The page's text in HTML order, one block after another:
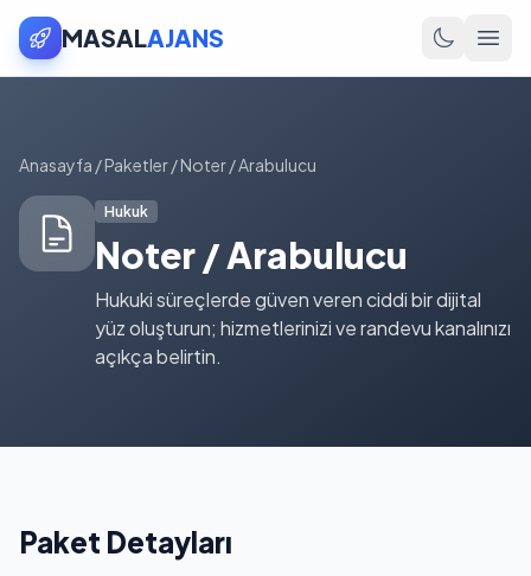
MASALAJANS
Anasayfa /Paketler/Noter / Arabulucu
Hukuk
Noter / Arabulucu
Hukuki süreçlerde güven veren ciddi bir dijital
yüz oluşturun; hizmetlerinizi ve randevu kanalınızı
açıkça belirtin.
Paket Detayları